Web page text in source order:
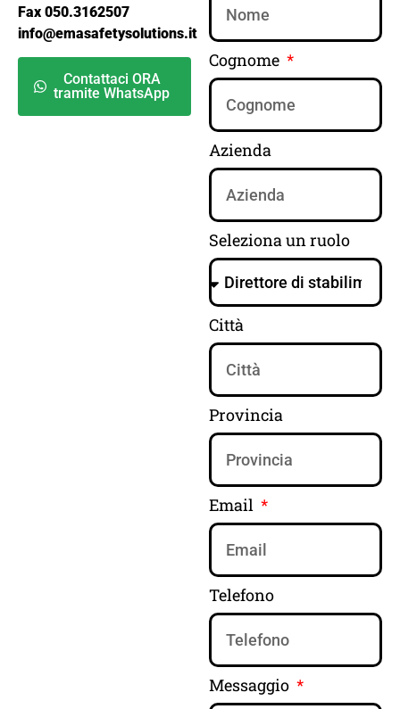
Fax 050.3162507
info@emasafetysolutions.it
Contattaci ORA
tramite WhatsApp
Cognome
Azienda
Seleziona un ruolo
Città
Provincia
Email
Telefono
Messaggio